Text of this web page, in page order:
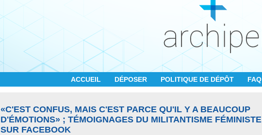
ACCUEIL DÉPOSER POLITIQUE DE DÉPÔT FAQ
«C'EST CONFUS, MAIS C'EST PARCE QU'IL Y A BEAUCOUP
D'ÉMOTIONS» ; TÉMOIGNAGES DU MILITANTISME FÉMINISTE
SUR FACEBOOK